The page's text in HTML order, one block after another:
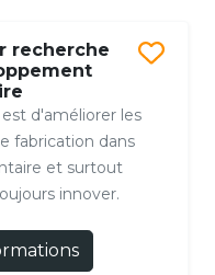
recherche
d'améliorer les
fabrication dans
et surtout
innover.